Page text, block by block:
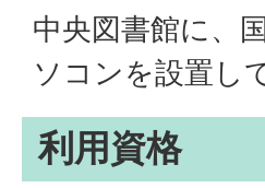
中央図書館に、
ソコンを設置し
利用資格